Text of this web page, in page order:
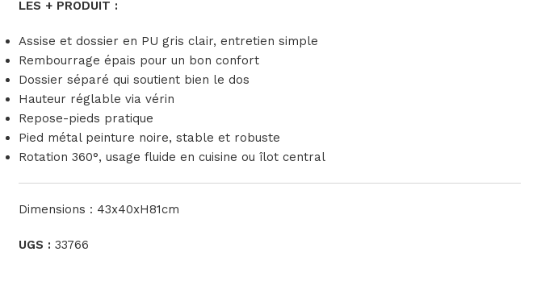
LES + PRODUIT :
Assise et dossier en PU gris clair, entretien simple
Rembourrage épais pour un bon confort
Dossier séparé qui soutient bien le dos
Hauteur réglable via vérin
Repose-pieds pratique
Pied métal peinture noire, stable et robuste
Rotation 360°, usage fluide en cuisine ou îlot central
Dimensions : 43x40xH81cm
UGS : 33766